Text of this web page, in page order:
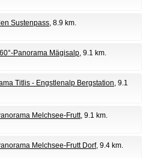
Sustenpass, 8.9 km.
Panorama Mägisalp, 9.1 km.
Titlis - Engstlenalp Bergstation, 9.1
Melchsee-Frutt, 9.1 km.
Melchsee-Frutt Dorf, 9.4 km.